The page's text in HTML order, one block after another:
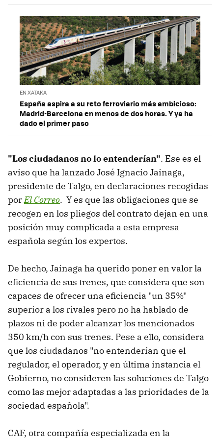
EN XATAKA
España aspira a su reto ferroviario más ambicioso:
Madrid-Barcelona en menos de dos horas. Y ya ha
dado el primer paso
"Los ciudadanos no lo entenderían". Ese es el
aviso que ha lanzado José Ignacio Jainaga,
presidente de Talgo, en declaraciones recogidas
porEl Correo. Y es que las obligaciones que se
recogen en los pliegos del contrato dejan en una
posición muy complicada a esta empresa
española según los expertos.
De hecho, Jainaga ha querido poner en valor la
eficiencia de sus trenes, que considera que son
capaces de ofrecer una eficiencia "un 35%"
superior a los rivales pero no ha hablado de
plazos ni de poder alcanzar los mencionados
350 km/h con sus trenes. Pese a ello, considera
que los ciudadanos "no entenderían que el
regulador, el operador, y en última instancia el
Gobierno, no consideren las soluciones de Talgo
como las mejor adaptadas a las prioridades de la
sociedad española".
CAF, otra compañía especializada en la